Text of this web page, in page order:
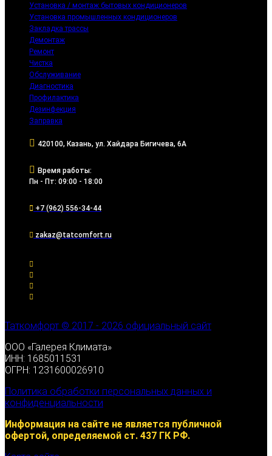
Установка / монтаж бытовых кондиционеров
Установка промышленных кондиционеров
Закладка трассы
Демонтаж
Ремонт
Чистка
Обслуживание
Диагностика
Профилактика
Дезинфекция
Заправка
420100, Казань, ул. Хайдара Бигичева, 6А
Время работы:
Пн - Пт: 09:00 - 18:00
+7 (962) 556-34-44
zakaz@tatcomfort.ru
Таткомфорт © 2017 - 2026 официальный сайт
ООО «Галерея Климата»
ИНН: 1685011531
ОГРН: 1231600026910
Политика обработки персональных данных и
конфиденциальности
Информация на сайте не является публичной
офертой, определяемой ст. 437 ГК РФ.